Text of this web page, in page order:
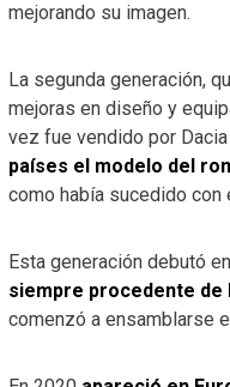
mejorando su imagen.
La segunda generación,
mejoras en diseño y
vez fue vendido por Dacia
países el modelo del
como había sucedido con
Esta generación debutó
siempre procedente de
comenzó a ensamblarse